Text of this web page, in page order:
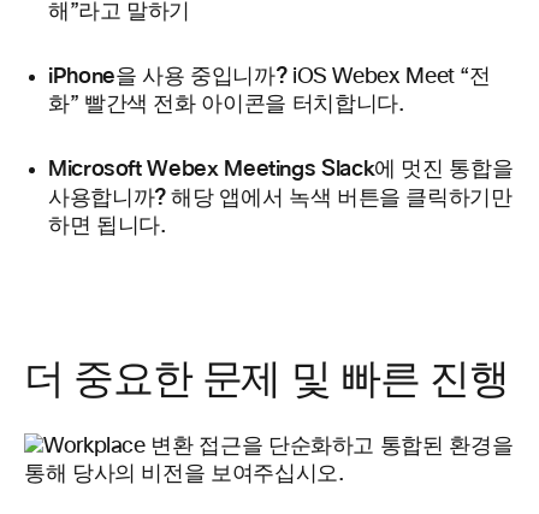
해”라고 말하기
iPhone을 사용 중입니까?iOS Webex Meet “전
화” 빨간색 전화 아이콘을 터치합니다.
Microsoft Webex Meetings Slack에 멋진 통합을
사용합니까?해당 앱에서 녹색 버튼을 클릭하기만
하면 됩니다.
더 중요한 문제 및 빠른 진행